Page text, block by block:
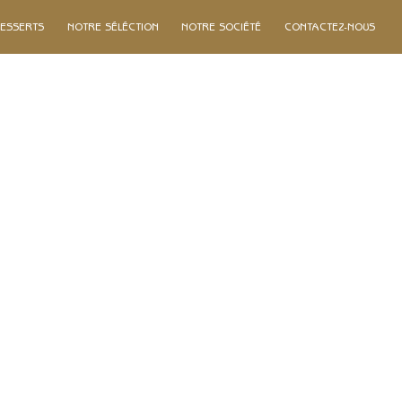
NOTRE SÉLÉCTION NOTRE SOCIÉTÉ CONTACTEZ-NOUS